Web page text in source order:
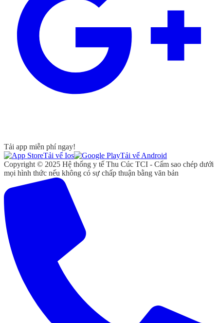
Tải app miễn phí ngay!
Tải vể Ios
Tải vể Android
Copyright © 2025 Hệ thống y tế Thu Cúc TCI - Cấm sao chép dưới
mọi hình thức nếu không có sự chấp thuận bằng văn bản